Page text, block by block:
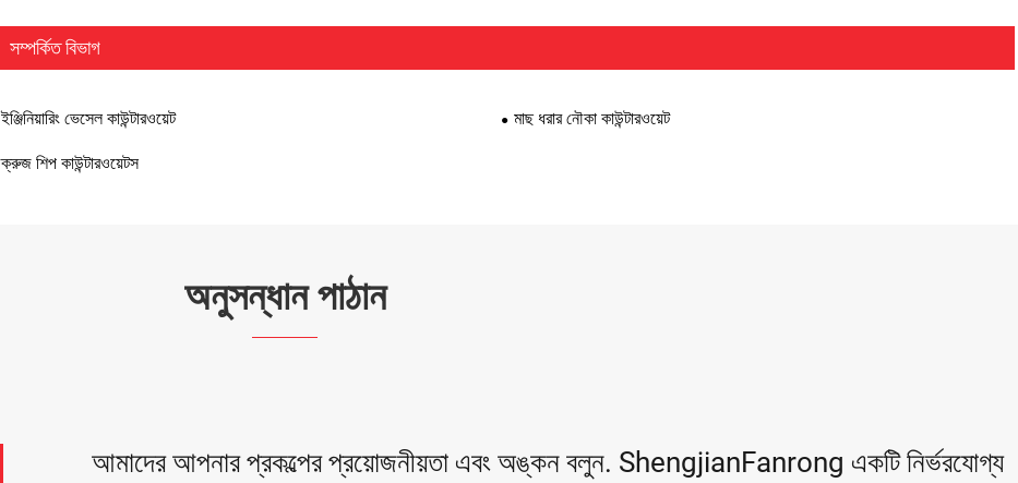
সম্পর্কিত বিভাগ
ইঞ্জিনিয়ারিং ভেসেল কাউন্টারওয়েট মাছ ধরার নৌকা কাউন্টারওয়েট
ক্রুজ শিপ কাউন্টারওয়েটস
অনুসন্ধান পাঠান
আমাদের আপনার প্রকল্পের প্রয়োজনীয়তা এবং অঙ্কন বলুন. ShengjianFanrong একটি নির্ভরযোগ্য